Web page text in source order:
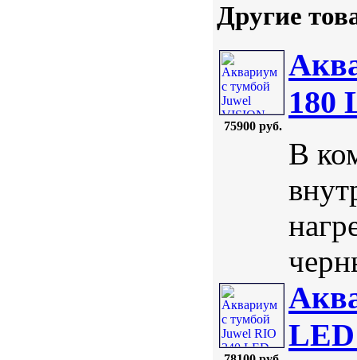
Другие
75900 руб.
180
В
LED